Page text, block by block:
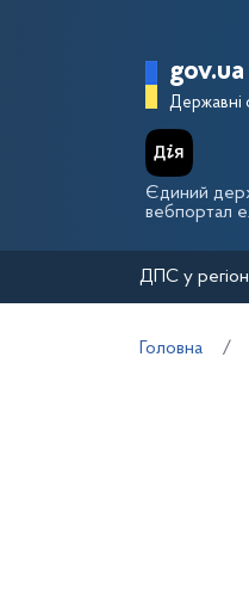
gov.ua
Державні
Єдиний
вебпортал
ДПС у
Головна